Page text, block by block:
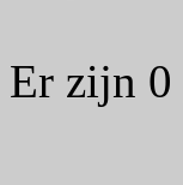
Er zijn 0